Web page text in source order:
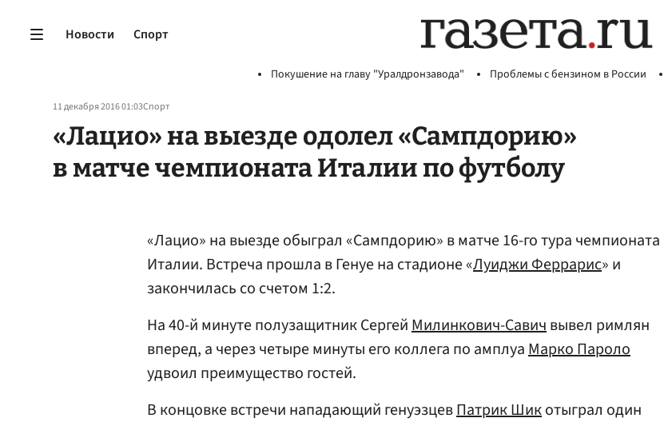
Новости Спорт
Покушение на главу "Уралдронзавода" Проблемы с бензином в России
11 декабря 2016 01:03Спорт
«Лацио» на выезде одолел «Сампдорию»
в матче чемпионата Италии по футболу
«Лацио» на выезде обыграл «Сампдорию» в матче 16-го тура чемпионата
Италии. Встреча прошла в Генуе на стадионе «Луиджи Феррарис» и
закончилась со счетом 1:2.
На 40-й минуте полузащитник СергейМилинкович-Савичвывел римлян
вперед, а через четыре минуты его коллега по амплуаМарко Пароло
удвоил преимущество гостей.
В концовке встречи нападающий генуэзцевПатрик Шикотыграл один